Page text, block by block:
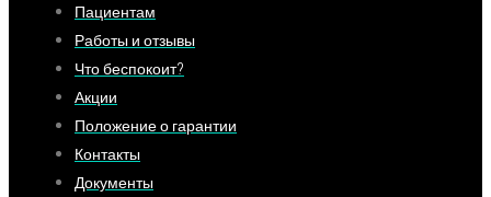
Пациентам
Работы и отзывы
Что беспокоит?
Акции
Положение о гарантии
Контакты
Документы